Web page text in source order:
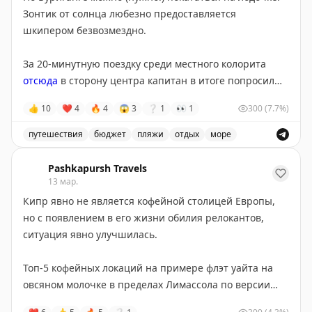
Зонтик от солнца любезно предоставляется
шкипером безвозмездно.
За 20-минутную поездку среди местного колорита
отсюда в сторону центра капитан в итоге попросил
Напомню, что 1$ = 122 таки.
👍 10 ❤ 4 🔥 4 😱 3 ❔ 1 👀 1 300(7.7%)
путешествия бюджет пляжи отдых море
Pashkapursh Travels
13 мар.
Кипр явно не является кофейной столицей Европы,
но с появлением в его жизни обилия релокантов,
ситуация явно улучшилась.
Топ-5 кофейных локаций на примере флэт уайта на
овсяном молочке в пределах Лимассола по версии